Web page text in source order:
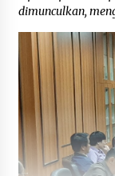
dimunculkan,